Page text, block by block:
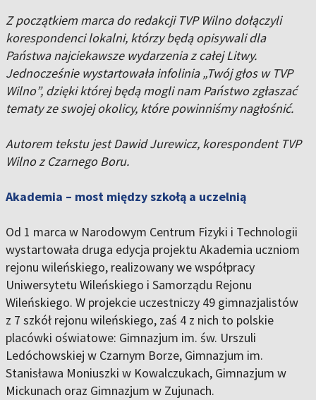
Z początkiem marca do redakcji TVP Wilno dołączyli
korespondenci lokalni, którzy będą opisywali dla
Państwa najciekawsze wydarzenia z całej Litwy.
Jednocześnie wystartowała infolinia „Twój głos w TVP
Wilno”, dzięki której będą mogli nam Państwo zgłaszać
tematy ze swojej okolicy, które powinniśmy nagłośnić.
Autorem tekstu jest Dawid Jurewicz, korespondent TVP
Wilno z Czarnego Boru.
Akademia – most między szkołą a uczelnią
Od 1 marca w Narodowym Centrum Fizyki i Technologii
wystartowała druga edycja projektu Akademia uczniom
rejonu wileńskiego, realizowany we współpracy
Uniwersytetu Wileńskiego i Samorządu Rejonu
Wileńskiego. W projekcie uczestniczy 49 gimnazjalistów
z 7 szkół rejonu wileńskiego, zaś 4 z nich to polskie
placówki oświatowe: Gimnazjum im. św. Urszuli
Ledóchowskiej w Czarnym Borze, Gimnazjum im.
Stanisława Moniuszki w Kowalczukach, Gimnazjum w
Mickunach oraz Gimnazjum w Zujunach.